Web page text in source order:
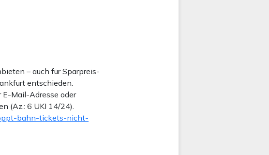
– auch für Sparpreis-
entschieden.
E-Mail-Adresse oder
(Az.: 6 UKI 14/24).
bahn-tickets-nicht-